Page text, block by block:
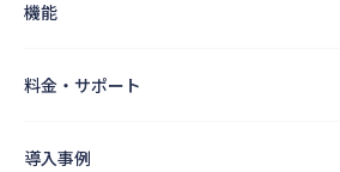
機能
料金・サポート
導入事例